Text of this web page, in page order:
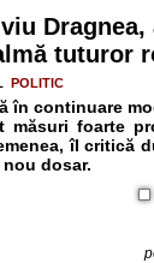
tuturor
POLITIC
în continuare
măsuri foarte
îl critică
dosar.